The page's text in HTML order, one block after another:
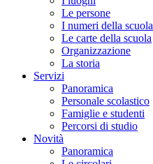
Le persone
I numeri della scuola
Le carte della scuola
Organizzazione
La storia
Servizi
Panoramica
Personale scolastico
Famiglie e studenti
Percorsi di studio
Novità
Panoramica